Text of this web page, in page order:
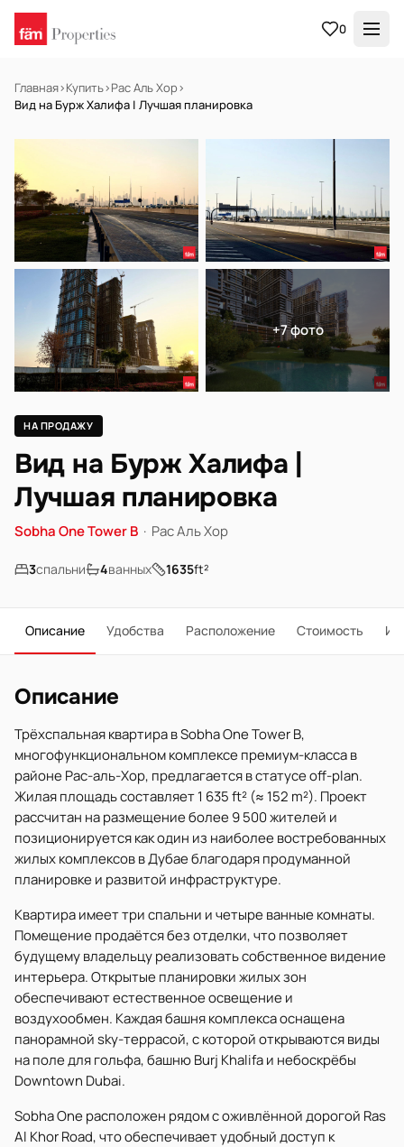
0
Главная›Купить›Рас Аль Хор›
Вид на Бурж Халифа | Лучшая планировка
+7 фото
НА ПРОДАЖУ
Вид на Бурж Халифа |
Лучшая планировка
Sobha One Tower B · Рас Аль Хор
3спальни 4ванных 1635ft²
Описание Удобства Расположение Стоимость
Описание
Трёхспальная квартира в Sobha One Tower B,
многофункциональном комплексе премиум-класса в
районе Рас-аль-Хор, предлагается в статусе off-plan.
Жилая площадь составляет 1 635 ft² (≈ 152 m²). Проект
рассчитан на размещение более 9 500 жителей и
позиционируется как один из наиболее востребованных
жилых комплексов в Дубае благодаря продуманной
планировке и развитой инфраструктуре.
Квартира имеет три спальни и четыре ванные комнаты.
Помещение продаётся без отделки, что позволяет
будущему владельцу реализовать собственное видение
интерьера. Открытые планировки жилых зон
обеспечивают естественное освещение и
воздухообмен. Каждая башня комплекса оснащена
панорамной sky-террасой, с которой открываются виды
на поле для гольфа, башню Burj Khalifa и небоскрёбы
Downtown Dubai.
Sobha One расположен рядом с оживлённой дорогой Ras
Al Khor Road, что обеспечивает удобный доступ к